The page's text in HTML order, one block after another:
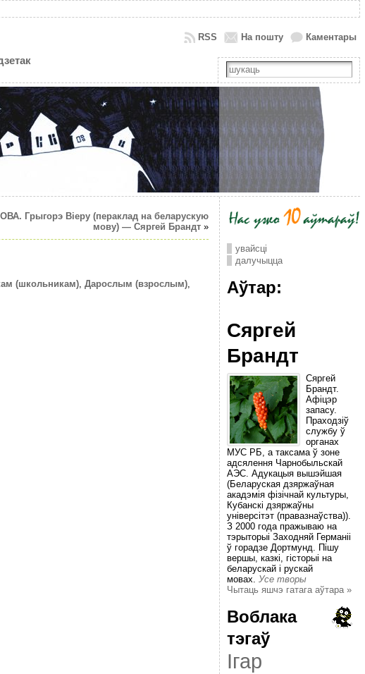
Каментары
На пошту
RSS
Грыгорэ Віеру (пераклад на беларускую
мову) — Сяргей Брандт»
(школьникам), Дарослым (взрослым),
увайсці
далучыцца
Аўтар:
Сяргей
Брандт
Сяргей
Брандт.
Афіцэр
запасу.
Праходзіў
службу ў
органах
МУС РБ, а таксама ў зоне
адсялення Чарнобыльскай
АЭС. Адукацыя вышэйшая
(Беларуская дзяржаўная
акадэмія фізічнай культуры,
Кубанскі дзяржаўны
універсітэт (правазнаўства)).
З 2000 года пражываю на
тэрыторыі Заходняй Германіі
ў горадзе Дортмунд. Пішу
вершы, казкі, гісторыі на
беларускай і рускай
мовах. Усе творы
Чытаць яшчэ гатага аўтара »
Воблака
тэгаў
Ігар